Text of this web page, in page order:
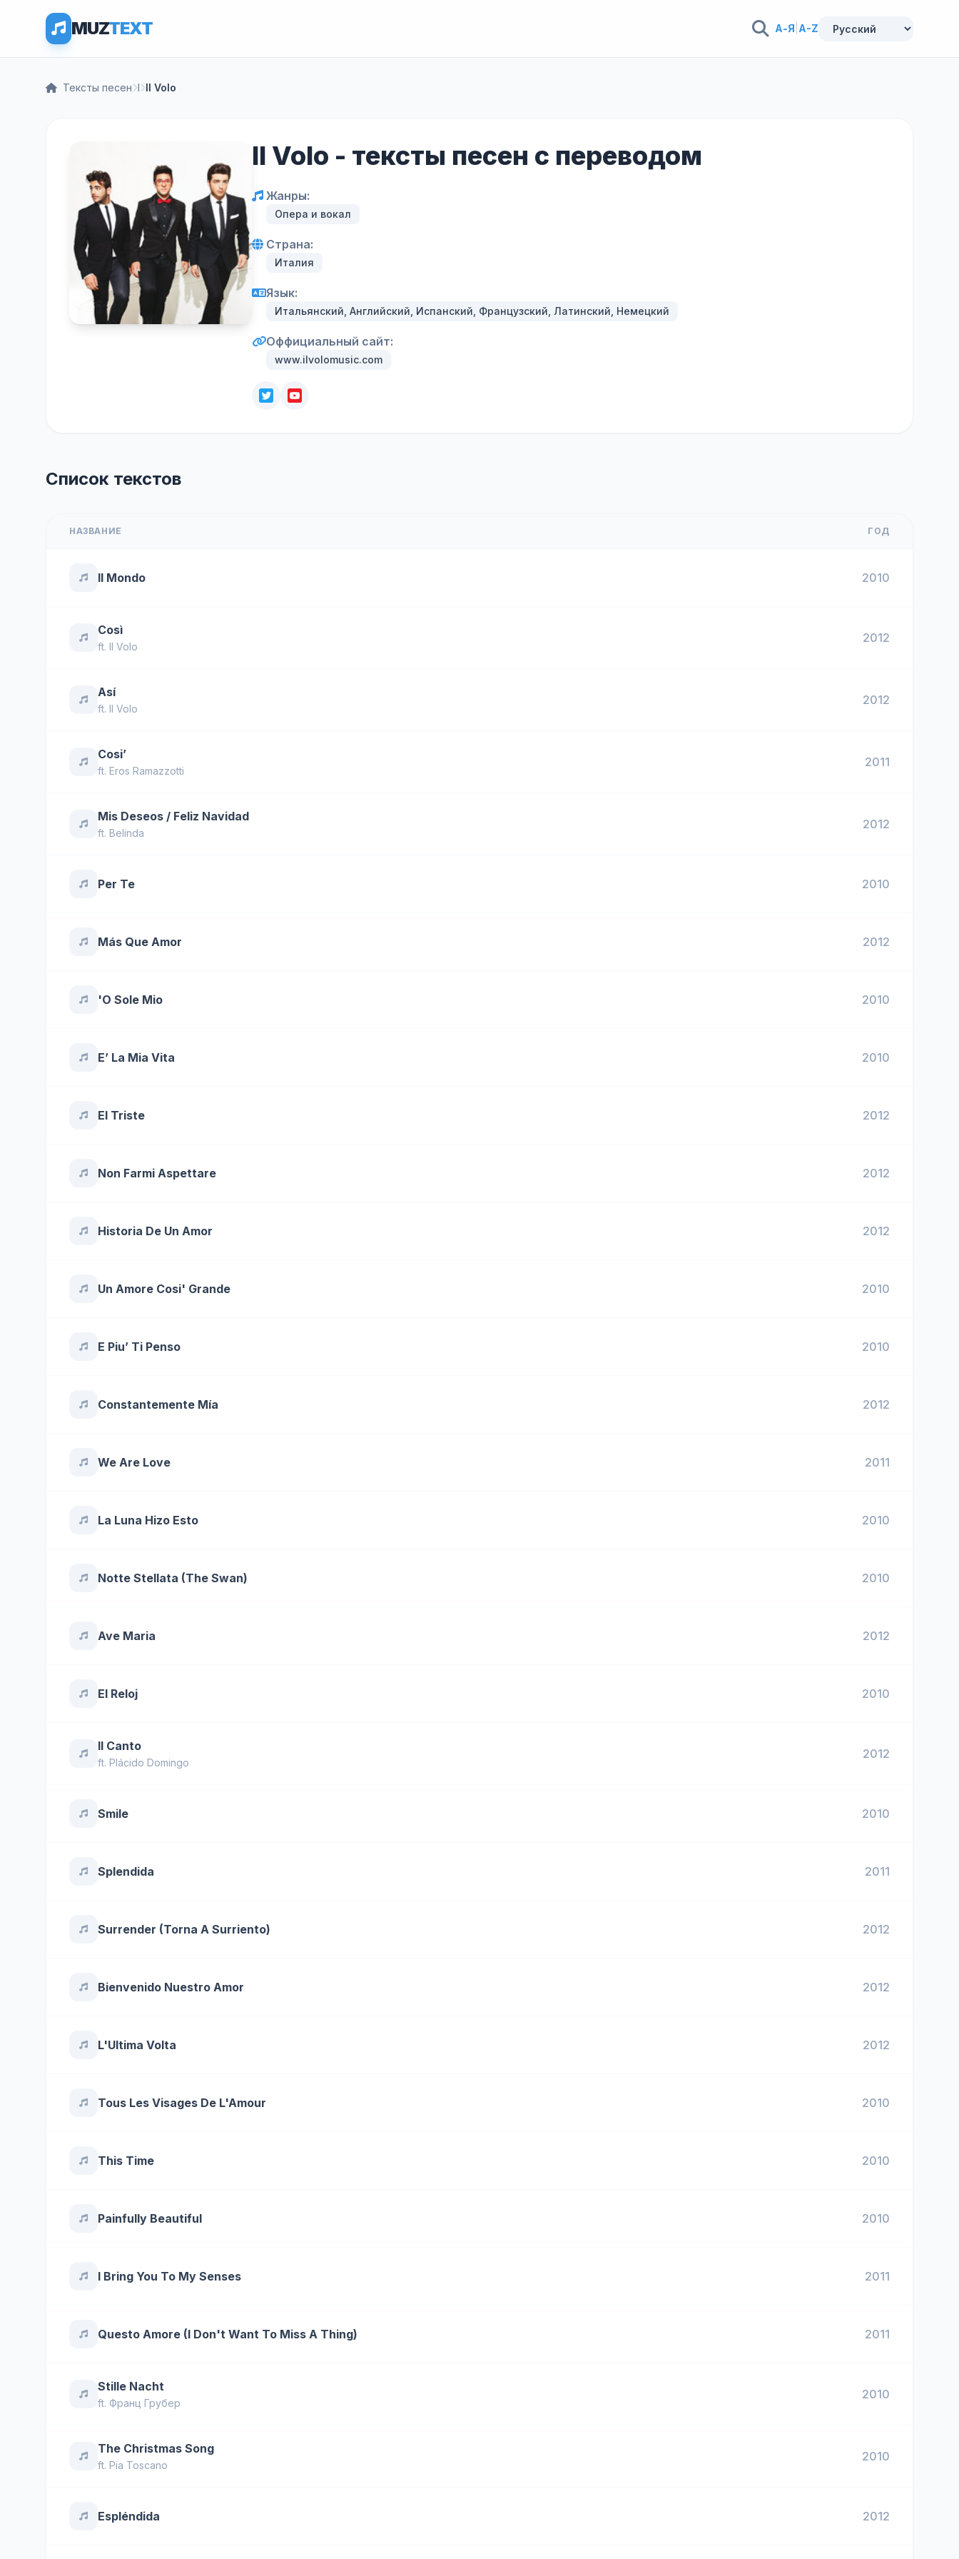
MUZTEXT А-Я A-Z
Тексты песен I Il Volo
Il Volo - тексты песен с переводом
Жанры:
Опера и вокал
Страна:
Италия
Язык:
Итальянский, Английский, Испанский, Французский, Латинский, Немецкий
Оффициальный сайт:
www.ilvolomusic.com
Список текстов
НАЗВАНИЕ ГОД
Il Mondo 2010
Così
ft. Il Volo
2012
Así
ft. Il Volo
2012
Cosi’
ft. Eros Ramazzotti
2011
Mis Deseos / Feliz Navidad
ft. Belinda
2012
Per Te 2010
Más Que Amor 2012
'O Sole Mio 2010
E’ La Mia Vita 2010
El Triste 2012
Non Farmi Aspettare 2012
Historia De Un Amor 2012
Un Amore Cosi' Grande 2010
E Piu’ Ti Penso 2010
Constantemente Mía 2012
We Are Love 2011
La Luna Hizo Esto 2010
Notte Stellata (The Swan) 2010
Ave Maria 2012
El Reloj 2010
Il Canto
ft. Plácido Domingo
2012
Smile 2010
Splendida 2011
Surrender (Torna A Surriento) 2012
Bienvenido Nuestro Amor 2012
L'Ultima Volta 2012
Tous Les Visages De L'Amour 2010
This Time 2010
Painfully Beautiful 2010
I Bring You To My Senses 2011
Questo Amore (I Don't Want To Miss A Thing) 2011
Stille Nacht
ft. Франц Грубер
2010
The Christmas Song
ft. Pia Toscano
2010
Espléndida 2012